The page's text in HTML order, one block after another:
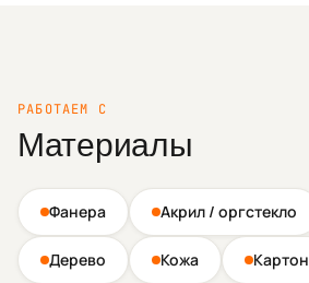
РАБОТАЕМ С
Материалы
Фанера Акрил / оргстекло
Дерево Кожа Картон